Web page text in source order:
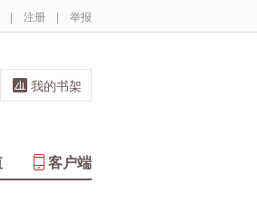
| 注册 | 举报
我的书架
客户端